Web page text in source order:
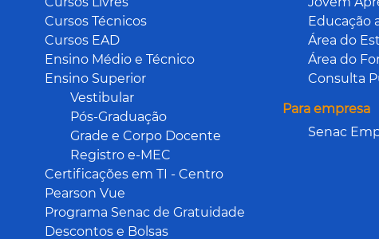
Cursos Técnicos
Cursos EAD
Ensino Médio e Técnico
Ensino Superior
Vestibular
Pós-Graduação
Grade e Corpo Docente
Registro e-MEC
Certificações em TI - Centro
Pearson Vue
Programa Senac de Gratuidade
Descontos e Bolsas
Educação
Área do
Área do
Consulta
Para empresa
Senac